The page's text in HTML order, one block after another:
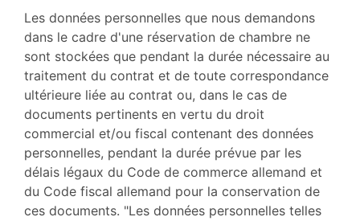
Les données personnelles que nous demandons
dans le cadre d'une réservation de chambre ne
sont stockées que pendant la durée nécessaire au
traitement du contrat et de toute correspondance
ultérieure liée au contrat ou, dans le cas de
documents pertinents en vertu du droit
commercial et/ou fiscal contenant des données
personnelles, pendant la durée prévue par les
délais légaux du Code de commerce allemand et
du Code fiscal allemand pour la conservation de
ces documents. "Les données personnelles telles